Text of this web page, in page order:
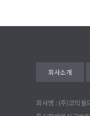
회사소개
회사명 : (주)코믹월